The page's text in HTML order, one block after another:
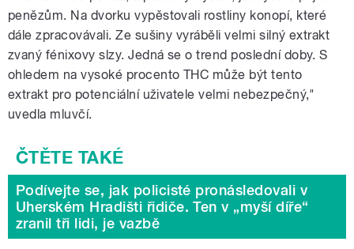
penězům. Na dvorku vypěstovali rostliny konopí, které
dále zpracovávali. Ze sušiny vyráběli velmi silný extrakt
zvaný fénixovy slzy. Jedná se o trend poslední doby. S
ohledem na vysoké procento THC může být tento
extrakt pro potenciální uživatele velmi nebezpečný,"
uvedla mluvčí.
Podívejte se, jak policisté pronásledovali v
Uherském Hradišti řidiče. Ten v „myší díře“
zranil tři lidi, je vazbě